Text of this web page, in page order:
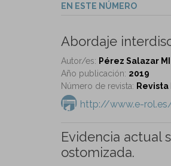
EN ESTE NÚMERO
Abordaje
Autor/es: Pérez Salazar MI
Año publicación: 2019
Número de revista:
http://www.e-
Evidencia actual
ostomizada.